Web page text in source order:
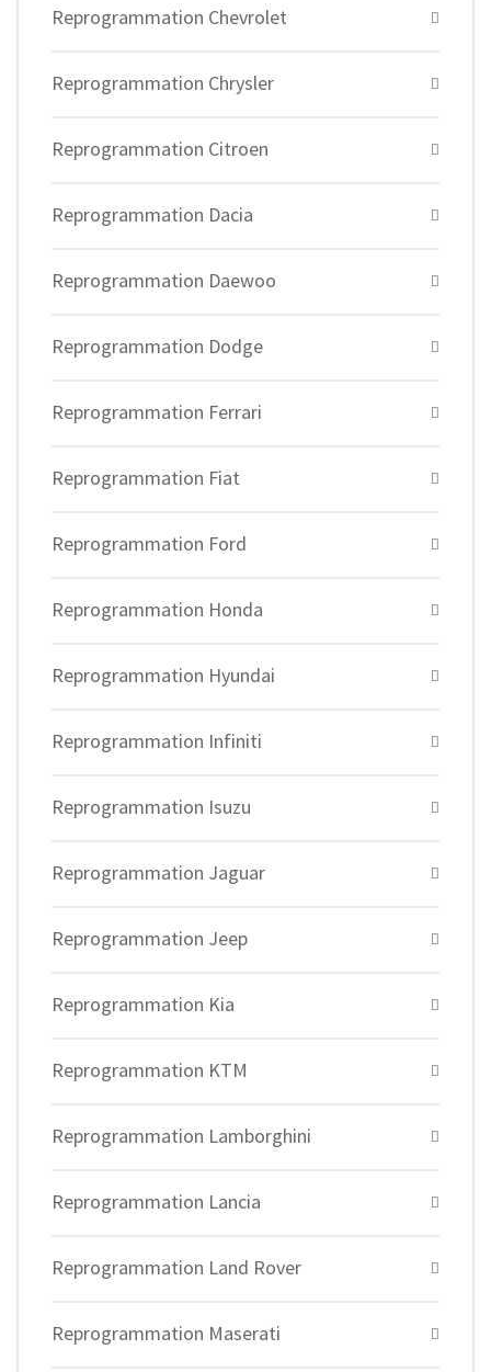
Reprogrammation Chevrolet
Reprogrammation Chrysler
Reprogrammation Citroen
Reprogrammation Dacia
Reprogrammation Daewoo
Reprogrammation Dodge
Reprogrammation Ferrari
Reprogrammation Fiat
Reprogrammation Ford
Reprogrammation Honda
Reprogrammation Hyundai
Reprogrammation Infiniti
Reprogrammation Isuzu
Reprogrammation Jaguar
Reprogrammation Jeep
Reprogrammation Kia
Reprogrammation KTM
Reprogrammation Lamborghini
Reprogrammation Lancia
Reprogrammation Land Rover
Reprogrammation Maserati